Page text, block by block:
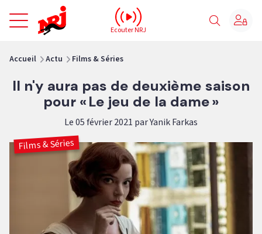
NRJ - Accueil
Ecouter NRJ
Accueil Actu Films & Séries
Il n'y aura pas de deuxième saison
pour « Le jeu de la dame »
Le 05 février 2021 par Yanik Farkas
Films & Séries